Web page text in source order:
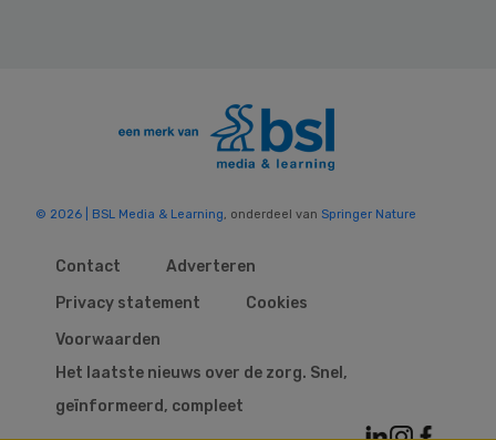
© 2026 | BSL Media & Learning, onderdeel van Springer Nature
Contact
Adverteren
Privacy statement
Cookies
Voorwaarden
Het laatste nieuws over de zorg. Snel,
geïnformeerd, compleet